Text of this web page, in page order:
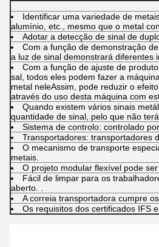
Identificar uma variedade de
alumínio, etc., mesmo que o metal
Adotar a detecção de sinal de
Com a função de demonstração
a luz de sinal demonstrará diferentes
Com a função de ajuste de
sal, todos eles podem fazer a
metal neleAssim, pode reduzir o
através do uso desta máquina com
Quando existem vários sinais
quantidade de sinal, pelo que não
Sistema de controlo: controlado
Transportadores: transportadores
O mecanismo de transporte
metais.
O projeto modular flexível pode
Fácil de limpar para os
aberto. .
A correia transportadora cumpre
Os requisitos dos certificados IFS